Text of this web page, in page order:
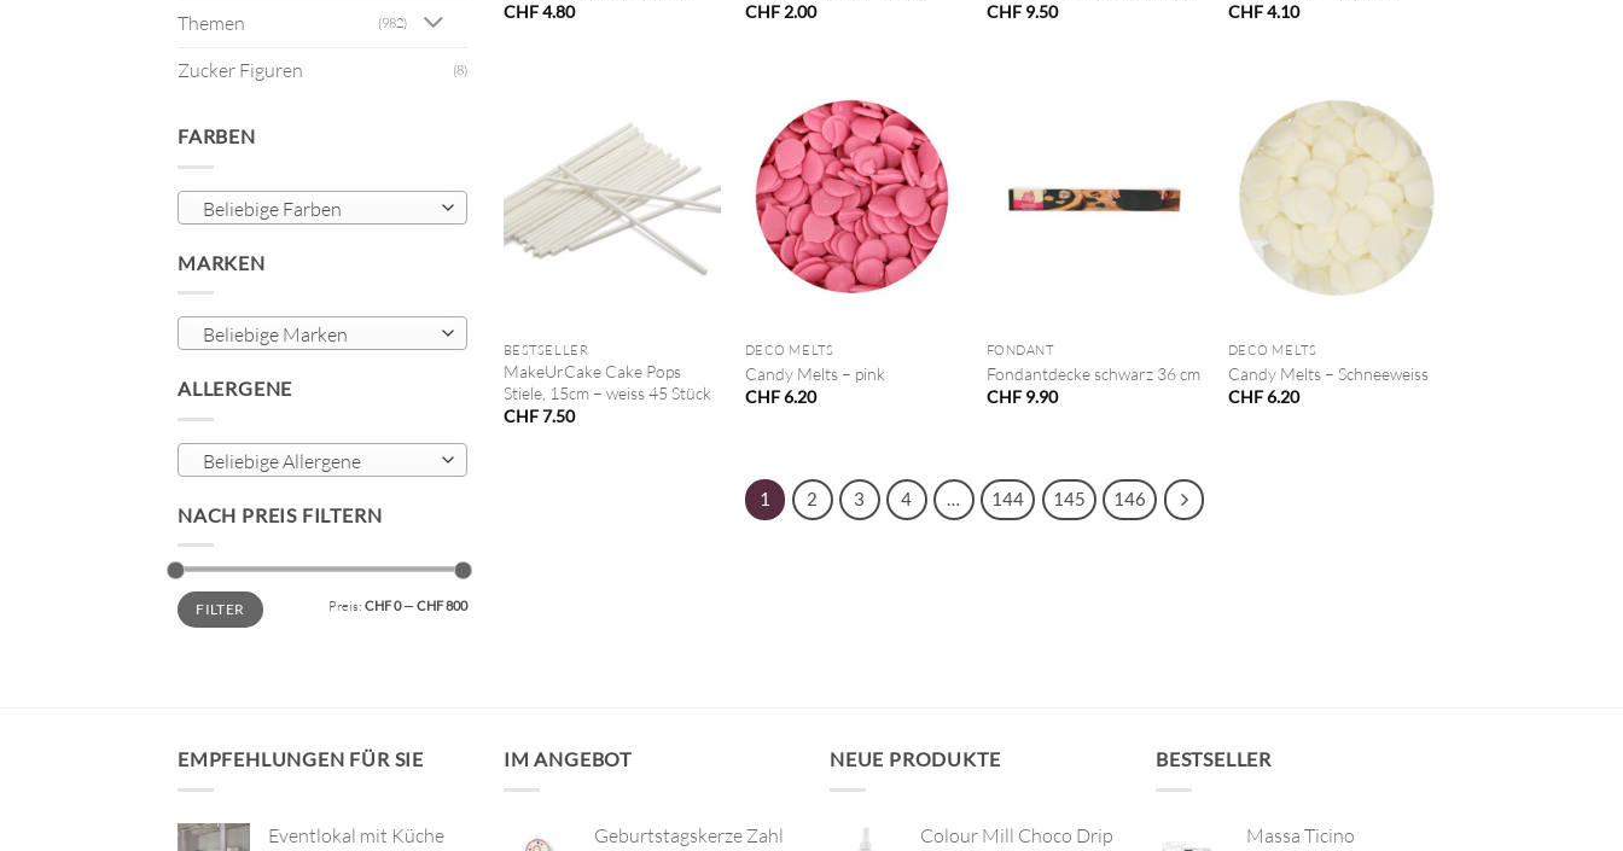
Themen (982)
Zucker Figuren (8)
FARBEN
Beliebige Farben
MARKEN
Beliebige Marken
ALLERGENE
Beliebige Allergene
NACH PREIS FILTERN
Min.
Preis
Max.
PreisFILTER Preis: CHF 0— CHF 800
CHF4.80
CHF2.00
CHF9.50
CHF4.10
BESTSELLER
MakeUrCake Cake Pops
Stiele, 15cm – weiss 45 Stück
CHF7.50
DECO MELTS
Candy Melts – pink
CHF6.20
FONDANT
Fondantdecke schwarz 36 cm
CHF9.90
DECO MELTS
Candy Melts – Schneeweiss
CHF6.20
1 2 3 4 … 144 145 146
EMPFEHLUNGEN FÜR SIE
Eventlokal mit Küche
IM ANGEBOT
Geburtstagskerze Zahl
NEUE PRODUKTE
Colour Mill Choco Drip
BESTSELLER
Massa Ticino